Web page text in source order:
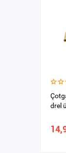
drel